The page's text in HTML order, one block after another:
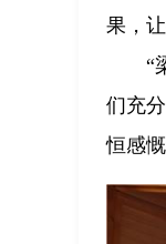
果，
“
们充
恒感慨